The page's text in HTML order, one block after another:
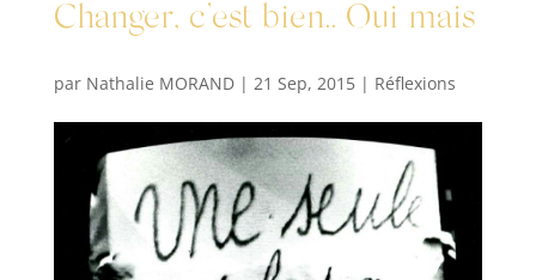
Changer, c’est bien.. Oui mais
par Nathalie MORAND| 21 Sep, 2015| Réflexions